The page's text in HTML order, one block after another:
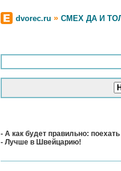
dvorec.ru » СМЕХ ДА И
- А как будет правильно:
- Лучше в Швейцарию!